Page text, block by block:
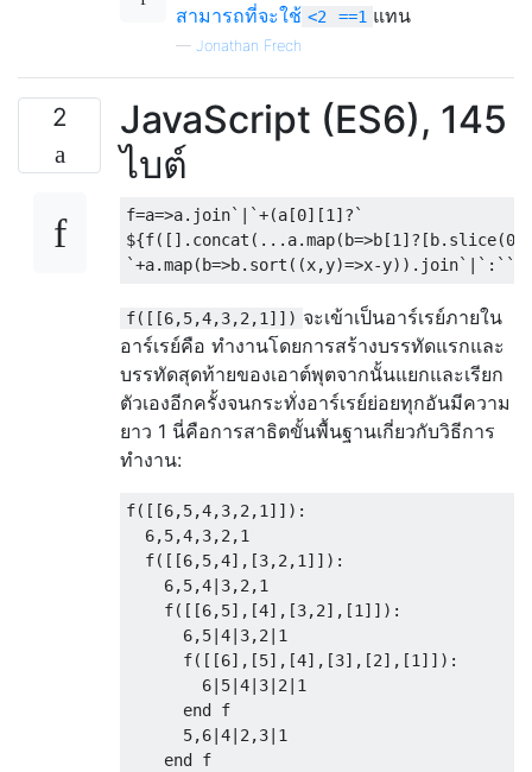
สามารถที่จะใช้ <2 ==1 แทน
— Jonathan Frech
2
JavaScript (ES6), 145
ไบต์
f=a=>a.join`|`+(a[0][1]?`
f([[6,5,4,3,2,1]]) จะเข้าเป็นอาร์เรย์ภายใน
อาร์เรย์คือ ทำงานโดยการสร้างบรรทัดแรกและ
บรรทัดสุดท้ายของเอาต์พุตจากนั้นแยกและเรียก
ตัวเองอีกครั้งจนกระทั่งอาร์เรย์ย่อยทุกอันมีความ
ยาว 1 นี่คือการสาธิตขั้นพื้นฐานเกี่ยวกับวิธีการ
ทำงาน:
f([[6,5,4,3,2,1]]):
  6,5,4,3,2,1
  f([[6,5,4],[3,2,1]]):
    6,5,4|3,2,1
    f([[6,5],[4],[3,2],[1]]):
      6,5|4|3,2|1
      f([[6],[5],[4],[3],[2],[1]]):
        6|5|4|3|2|1
      end f
      5,6|4|2,3|1
    end f